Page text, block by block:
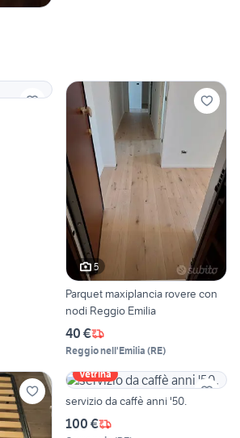
5
Parquet maxiplancia rovere con
nodi Reggio Emilia
40 €
Reggio nell'Emilia (RE)
Vetrina
servizio da caffè anni '50.
100 €